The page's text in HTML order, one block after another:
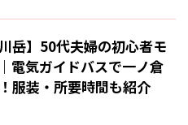
岳】50代夫婦の初心者モ
電気ガイドバスで一ノ倉
服装・所要時間も紹介